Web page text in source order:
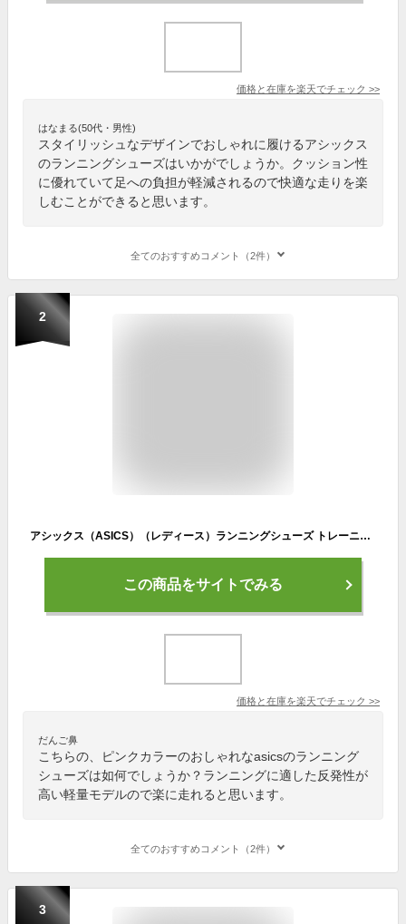
価格と在庫を楽天でチェック >>
はなまる(50代・男性)
スタイリッシュなデザインでおしゃれに履けるアシックス
のランニングシューズはいかがでしょうか。クッション性
に優れていて足への負担が軽減されるので快適な走りを楽
しむことができると思います。
全てのおすすめコメント（2件）
2
アシックス（ASICS）（レディース）ランニングシューズ トレーニングシューズ 部活 ハイパースピード4 ピンク 1012B677.700 スニーカー 軽量 反発性
この商品をサイトでみる
価格と在庫を楽天でチェック >>
だんご鼻
こちらの、ピンクカラーのおしゃれなasicsのランニング
シューズは如何でしょうか？ランニングに適した反発性が
高い軽量モデルので楽に走れると思います。
全てのおすすめコメント（2件）
3